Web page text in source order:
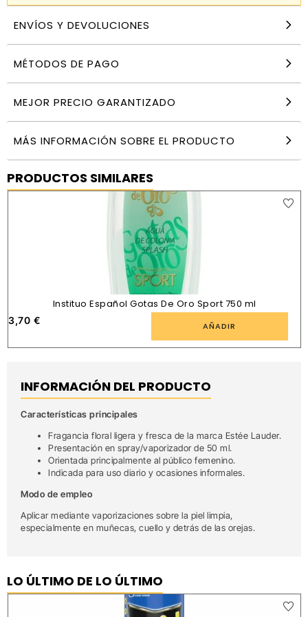
ENVÍOS Y DEVOLUCIONES
MÉTODOS DE PAGO
MEJOR PRECIO GARANTIZADO
MÁS INFORMACIÓN SOBRE EL PRODUCTO
PRODUCTOS SIMILARES
Instituo Español Gotas De Oro Sport 750 ml
3,70 € AÑADIR
INFORMACIÓN DEL PRODUCTO
Características principales
Fragancia floral ligera y fresca de la marca Estée Lauder.
Presentación en spray/vaporizador de 50 ml.
Orientada principalmente al público femenino.
Indicada para uso diario y ocasiones informales.
Modo de empleo
Aplicar mediante vaporizaciones sobre la piel limpia,
especialmente en muñecas, cuello y detrás de las orejas.
LO ÚLTIMO DE LO ÚLTIMO